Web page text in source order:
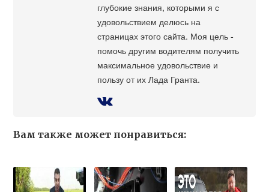
глубокие знания, которыми я с
удовольствием делюсь на
страницах этого сайта. Моя цель -
помочь другим водителям получить
максимальное удовольствие и
пользу от их Лада Гранта.
Вам также может понравиться: